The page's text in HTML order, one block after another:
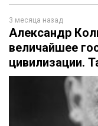
3 месяца назад
Александр
величайшее
цивилизации.